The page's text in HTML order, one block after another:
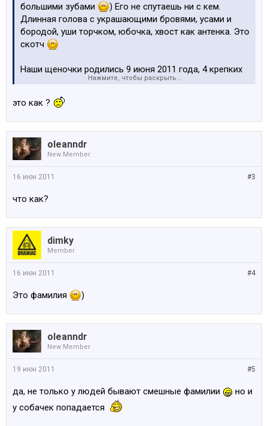
большими зубами
) Его не спутаешь ни с кем.
Длинная голова с украшающими бровями, усами и
бородой, уши торчком, юбочка, хвост как антенка. Это
скотч
Наши щеночки родились 9 июня 2011 года, 4 крепких
мальчика, черного окраса.
Папа: Otakar Elli
чемпион и победитель национальных и
международных выставок., пшеничного окраса.
Мама: Centa All Stars Team, черного окраса.
Документы LKA. На момент продажи щенки будут
вакцинированы по возрасту, чипированны. Малыши
августа.
На все вопросы можем ответить как по телефону
(26869589), так и по почте (aliksann@gmail.com)
Нажмите, чтобы раскрыть...
это как ?
oleanndr
New Member
#3
16 июн 2011
что как?
dimky
Member
#4
16 июн 2011
Это фамилия )
oleanndr
New Member
#5
19 июн 2011
да, не только у людей бывают смешные фамилии
но и
у собачек попадается